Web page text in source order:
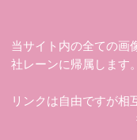
当サイト内の全ての画
社レーンに帰属します
リンクは自由ですが相